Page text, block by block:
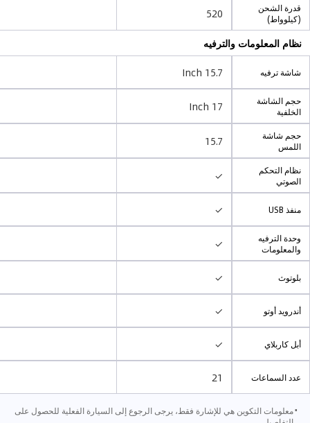
قدرة الشحن
(كيلوواط)
520
نظام المعلومات والترفيه
شاشة ترفيه 15.7 Inch
حجم الشاشة
الخلفية
17 Inch
حجم شاشة
اللمس
15.7
نظام التحكم
الصوتي
✓
منفذ USB ✓
وحدة الترفيه
والمعلومات
✓
بلوتوث ✓
أندرويد أوتو ✓
أبل كاربلاي ✓
عدد السماعات 21
⋅معلومات التكوين هي للإشارة فقط، يرجى الرجوع إلى السيارة الفعلية للحصول على